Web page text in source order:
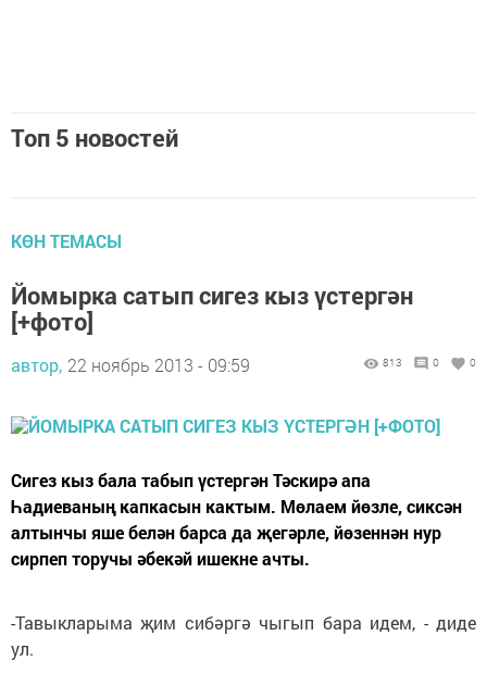
Топ 5 новостей
КӨН ТЕМАСЫ
Йомырка сатып сигез кыз үстергән
[+фото]
автор, 22 ноябрь 2013 - 09:59 813 0 0
Сигез кыз бала табып үстергән Тәскирә апа
Һадиеваның капкасын кактым. Мөлаем йөзле, сиксән
алтынчы яше белән барса да җегәрле, йөзеннән нур
сирпеп торучы әбекәй ишекне ачты.
-Тавыкларыма җим сибәргә чыгып бара идем, - диде
ул.